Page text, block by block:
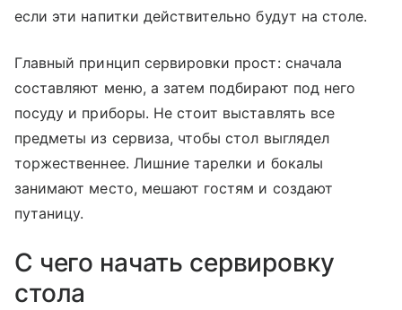
если эти напитки действительно будут на столе.
Главный принцип сервировки прост: сначала
составляют меню, а затем подбирают под него
посуду и приборы. Не стоит выставлять все
предметы из сервиза, чтобы стол выглядел
торжественнее. Лишние тарелки и бокалы
занимают место, мешают гостям и создают
путаницу.
С чего начать сервировку
стола